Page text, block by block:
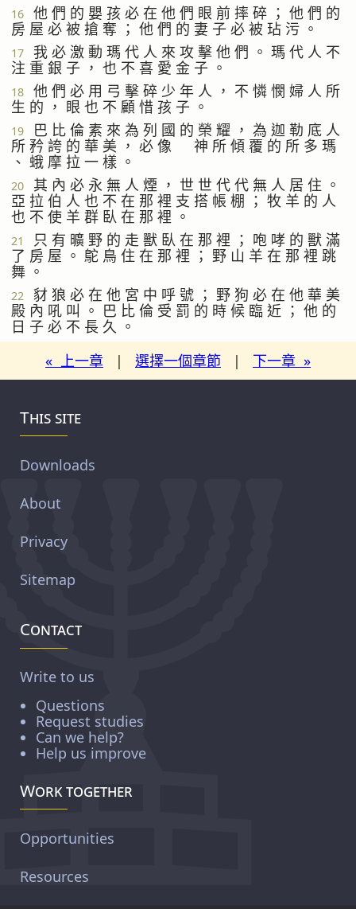
16
他 們 的 嬰 孩 必 在 他 們 眼 前 摔 碎 ； 他 們 的
房 屋 必 被 搶 奪 ； 他 們 的 妻 子 必 被 玷 污 。
17
我 必 激 動 瑪 代 人 來 攻 擊 他 們 。 瑪 代 人 不
注 重 銀 子 ， 也 不 喜 愛 金 子 。
18
他 們 必 用 弓 擊 碎 少 年 人 ， 不 憐 憫 婦 人 所
生 的 ， 眼 也 不 顧 惜 孩 子 。
19
巴 比 倫 素 來 為 列 國 的 榮 耀 ， 為 迦 勒 底 人
所 矜 誇 的 華 美 ， 必 像 神 所 傾 覆 的 所 多 瑪
、 蛾 摩 拉 一 樣 。
20
其 內 必 永 無 人 煙 ， 世 世 代 代 無 人 居 住 。
亞 拉 伯 人 也 不 在 那 裡 支 搭 帳 棚 ； 牧 羊 的 人
也 不 使 羊 群 臥 在 那 裡 。
21
只 有 曠 野 的 走 獸 臥 在 那 裡 ； 咆 哮 的 獸 滿
了 房 屋 。 鴕 鳥 住 在 那 裡 ； 野 山 羊 在 那 裡 跳
舞 。
22
豺 狼 必 在 他 宮 中 呼 號 ； 野 狗 必 在 他 華 美
殿 內 吼 叫 。 巴 比 倫 受 罰 的 時 候 臨 近 ； 他 的
日 子 必 不 長 久 。
« 上一章 | 選擇一個章節 | 下一章 »
This site
Downloads
About
Privacy
Sitemap
Contact
Write to us
Questions
Request studies
Can we help?
Help us improve
Work together
Opportunities
Resources